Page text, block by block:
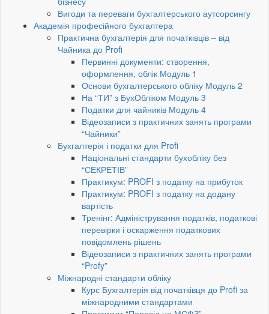
Вигоди та переваги бухгалтерського аутсорсингу
Академія професійного бухгалтера
Практична бухгалтерія для початківців – від
Чайника до Profi
Первинні документи: створення,
оформлення, облік Модуль 1
Основи бухгалтерського обліку Модуль 2
На “ТИ” з БухОбліком Модуль 3
Податки для чайників Модуль 4
Відеозаписи з практичних занять програми
“Чайники”
Бухгалтерія і податки для Profi
Національні стандарти бухобліку без
“СЕКРЕТІВ”
Практикум: PROFI з податку на прибуток
Практикум: PROFI з податку на додану
вартість
Тренінг: Адміністрування податків, податкові
перевірки і оскарження податкових
повідомлень рішень
Відеозаписи з практичних занять програми
“Profy”
Міжнародні стандарти обліку
Курс Бухгалтерія від початківця до Profi за
міжнародними стандартами